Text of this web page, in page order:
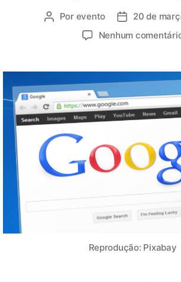
Por evento
20 de
Nenhum
Reprodução: Pixabay